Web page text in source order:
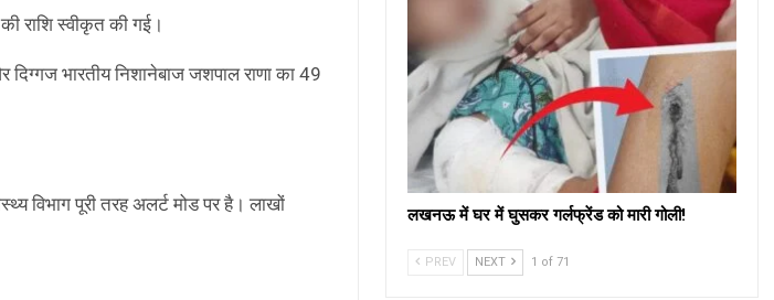
राशि स्वीकृत की गई।
भारतीय निशानेबाज जशपाल राणा का 49
विभाग पूरी तरह अलर्ट मोड पर है। लाखों
लखनऊ में घर में घुसकर गर्लफ्रेंड को मारी गोली!
PREV NEXT 1 of 71